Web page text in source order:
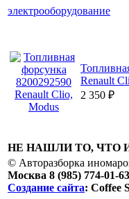
электрооборудование
Renault
2 350 ₽
НЕ НАШЛИ ТО, ЧТО
© Авторазборка
Москва 8 (985) 774-01-63
Создание сайта: Coffee